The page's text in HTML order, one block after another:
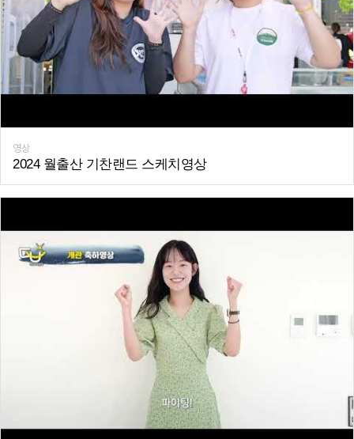
영상
2024 월출산 기찬랜드 스케치영상